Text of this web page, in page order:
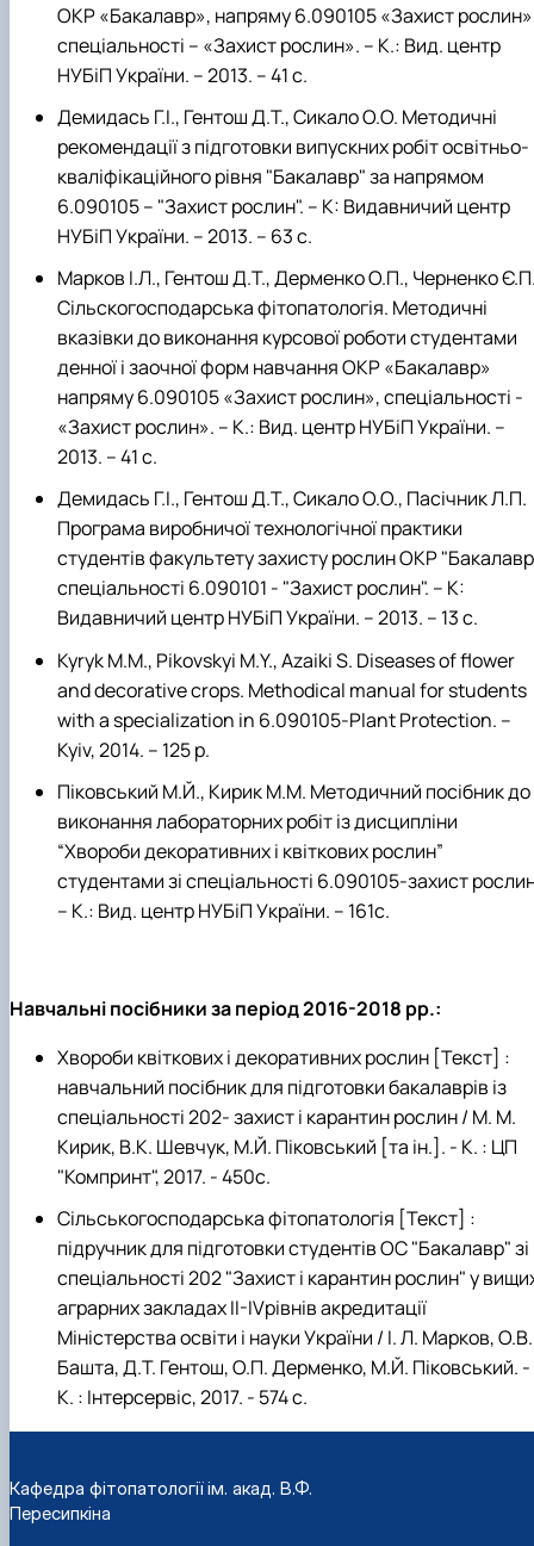
ОКР «Бакалавр», напряму 6.090105 «Захист
спеціальності – «Захист рослин». – К.: Вид. центр
НУБіП України. – 2013. – 41 с.
Демидась Г.І., Гентош Д.Т., Сикало О.О. Методичні
рекомендації з підготовки випускних робіт освітньо-
кваліфікаційного рівня "Бакалавр" за напрямом
6.090105 – "Захист рослин". – К: Видавничий центр
НУБіП України. – 2013. – 63 с.
Марков І.Л., Гентош Д.Т., Дерменко О.П., Черненко
Сільскогосподарська фітопатологія. Методичні
вказівки до виконання курсової роботи студентами
денної і заочної форм навчання ОКР «Бакалавр»
напряму 6.090105 «Захист рослин», спеціальності -
«Захист рослин». – К.: Вид. центр НУБіП України. –
2013. – 41 с.
Демидась Г.І., Гентош Д.Т., Сикало О.О., Пасічник Л.П.
Програма виробничої технологічної практики
студентів факультету захисту рослин ОКР
спеціальності 6.090101 - "Захист рослин". – К:
Видавничий центр НУБіП України. – 2013. – 13 с.
Kyryk M.M., Pikovskyi M.Y., Azaiki S. Diseases of flower
and decorative crops. Methodical manual for students
with a specialization in 6.090105-Plant Protection. –
Kyiv, 2014. – 125 p.
Піковський М.Й., Кирик М.М. Методичний посібник до
виконання лабораторних робіт із дисципліни
“Хвороби декоративних і квіткових рослин”
студентами зі спеціальності 6.090105-захист
– К.: Вид. центр НУБіП України. – 161с.
Навчальні посібники за період 2016-2018 рр.:
Хвороби квіткових і декоративних рослин [Текст] :
навчальний посібник для підготовки бакалаврів із
спеціальності 202- захист і карантин рослин / М. М.
Кирик, В.К. Шевчук, М.Й. Піковський [та ін.]. - К. : ЦП
"Компринт", 2017. - 450с.
Сільськогосподарська фітопатологія [Текст] :
підручник для підготовки студентів ОС "Бакалавр" зі
спеціальності 202 "Захист і карантин рослин" у
аграрних закладах ІІ-ІVрівнів акредитації
Міністерства освіти і науки України / І. Л. Марков, О.В.
Башта, Д.Т. Гентош, О.П. Дерменко, М.Й. Піковський. -
К. : Інтерсервіс, 2017. - 574 с.
Кафедра фітопатології ім. акад. В.Ф.
Пересипкіна